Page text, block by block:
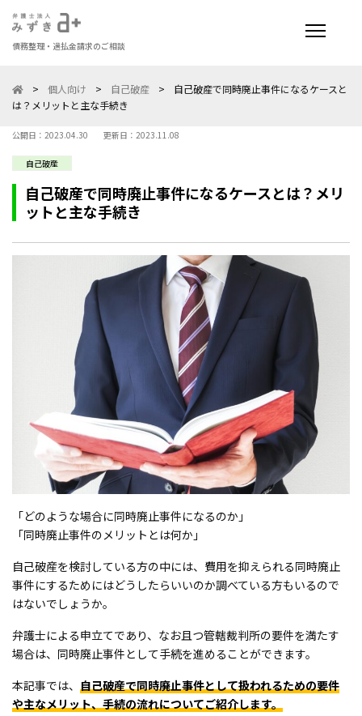
債務整理・過払金請求のご相談
> 個人向け > 自己破産 >
自己破産で同時廃止事件になるケースと
は？メリットと主な手続き
公開日：2023.04.30 更新日：2023.11.08
自己破産
自己破産で同時廃止事件になるケースとは？メリ
ットと主な手続き
「どのような場合に同時廃止事件になるのか」
「同時廃止事件のメリットとは何か」
自己破産を検討している方の中には、費用を抑えられる同時廃止
事件にするためにはどうしたらいいのか調べている方もいるので
はないでしょうか。
弁護士による申立てであり、なお且つ管轄裁判所の要件を満たす
場合は、同時廃止事件として手続を進めることができます。
本記事では、 自己破産で同時廃止事件として扱われるための要件
や主なメリット、手続の流れについてご紹介します。